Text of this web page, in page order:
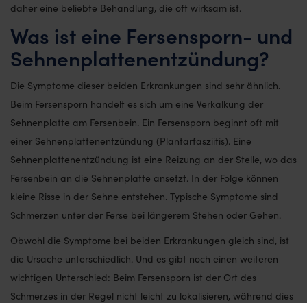
daher eine beliebte Behandlung, die oft wirksam ist.
Was ist eine Fersensporn- und
Sehnenplattenentzündung?
Die Symptome dieser beiden Erkrankungen sind sehr ähnlich.
Beim Fersensporn handelt es sich um eine Verkalkung der
Sehnenplatte am Fersenbein. Ein Fersensporn beginnt oft mit
einer Sehnenplattenentzündung (Plantarfasziitis). Eine
Sehnenplattenentzündung ist eine Reizung an der Stelle, wo das
Fersenbein an die Sehnenplatte ansetzt. In der Folge können
kleine Risse in der Sehne entstehen. Typische Symptome sind
Schmerzen unter der Ferse bei längerem Stehen oder Gehen.
Obwohl die Symptome bei beiden Erkrankungen gleich sind, ist
die Ursache unterschiedlich. Und es gibt noch einen weiteren
wichtigen Unterschied: Beim Fersensporn ist der Ort des
Schmerzes in der Regel nicht leicht zu lokalisieren, während dies